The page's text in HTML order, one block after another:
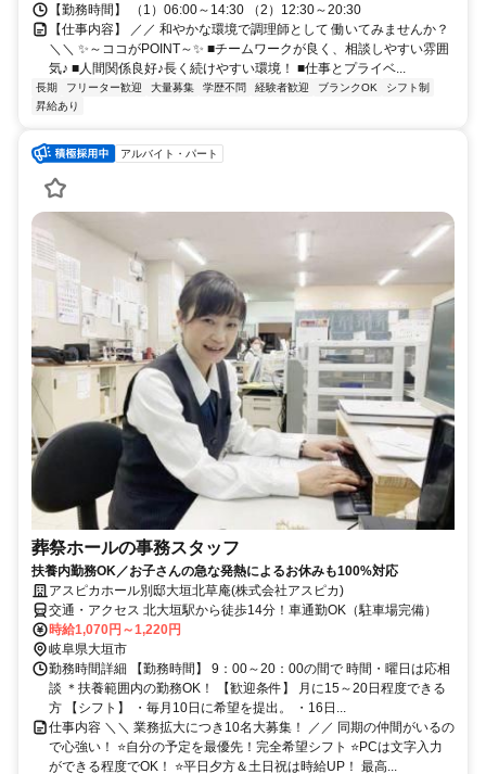
【勤務時間】 （1）06:00～14:30 （2）12:30～20:30
【仕事内容】 ／／ 和やかな環境で調理師として 働いてみませんか？
＼＼ ✨～ココがPOINT～✨ ■チームワークが良く、相談しやすい雰囲
気♪ ■人間関係良好♪長く続けやすい環境！ ■仕事とプライベ...
長期 フリーター歓迎 大量募集 学歴不問 経験者歓迎 ブランクOK
シフト制
昇給あり
アルバイト・パート
葬祭ホールの事務スタッフ
扶養内勤務OK／お子さんの急な発熱によるお休みも100%対応
アスピカホール別邸大垣北草庵(株式会社アスピカ)
交通・アクセス 北大垣駅から徒歩14分！車通勤OK（駐車場完備）
時給1,070円～1,220円
岐阜県大垣市
勤務時間詳細 【勤務時間】 9：00～20：00の間で 時間・曜日は応相
談 ＊扶養範囲内の勤務OK！ 【歓迎条件】 月に15～20日程度できる
方 【シフト】 ・毎月10日に希望を提出。 ・16日...
仕事内容 ＼＼ 業務拡大につき10名大募集！ ／／ 同期の仲間がいるの
で心強い！ ⭐自分の予定を最優先！完全希望シフト ⭐PCは文字入力
ができる程度でOK！ ⭐平日夕方＆土日祝は時給UP！ 最高...